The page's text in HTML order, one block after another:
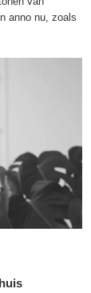
anno nu, zoals